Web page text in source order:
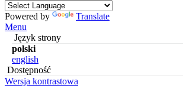
Powered by
Translate
Menu
Język strony
polski
english
Dostępność
Wersja kontrastowa